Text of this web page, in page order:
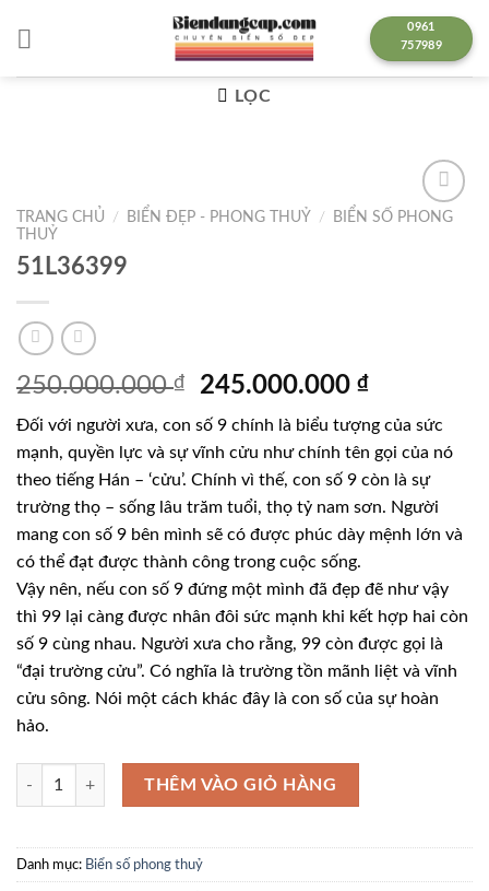
0961
757989
LỌC
Lưu
TRANG CHỦ / BIỂN ĐẸP - PHONG THUỶ /
BIỂN SỐ PHONG
THUỶ
51L36399
250.000.000₫
Giá
gốc
là:
250.000.000 ₫.
245.000.000₫Giá
tại
là:
Đối với người xưa, con số 9 chính là biểu tượng của sức
mạnh, quyền lực và sự vĩnh cửu như chính tên gọi của nó
theo tiếng Hán – ‘cửu’. Chính vì thế, con số 9 còn là sự
trường thọ – sống lâu trăm tuổi, thọ tỷ nam sơn. Người
mang con số 9 bên mình sẽ có được phúc dày mệnh lớn và
có thể đạt được thành công trong cuộc sống.
Vậy nên, nếu con số 9 đứng một mình đã đẹp đẽ như vậy
thì 99 lại càng được nhân đôi sức mạnh khi kết hợp hai còn
số 9 cùng nhau. Người xưa cho rằng, 99 còn được gọi là
“đại trường cửu”. Có nghĩa là trường tồn mãnh liệt và vĩnh
cửu sông. Nói một cách khác đây là con số của sự hoàn
hảo.
51L36399 số lượng
THÊM VÀO GIỎ HÀNG
Danh mục: Biển số phong thuỷ